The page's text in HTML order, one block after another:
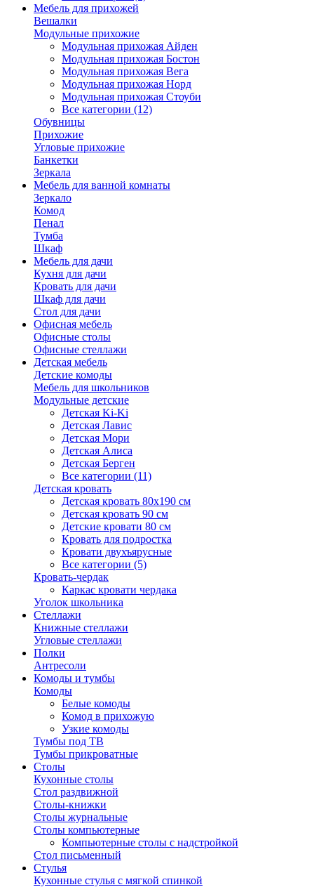
Мебель для прихожей
Вешалки
Модульные прихожие
Модульная прихожая Айден
Модульная прихожая Бостон
Модульная прихожая Вега
Модульная прихожая Норд
Модульная прихожая Стоуби
Все категории (12)
Обувницы
Прихожие
Угловые прихожие
Банкетки
Зеркала
Мебель для ванной комнаты
Зеркало
Комод
Пенал
Тумба
Шкаф
Мебель для дачи
Кухня для дачи
Кровать для дачи
Шкаф для дачи
Стол для дачи
Офисная мебель
Офисные столы
Офисные стеллажи
Детская мебель
Детские комоды
Мебель для школьников
Модульные детские
Детская Ki-Ki
Детская Лавис
Детская Мори
Детская Алиса
Детская Берген
Все категории (11)
Детская кровать
Детская кровать 80х190 см
Детская кровать 90 см
Детские кровати 80 см
Кровать для подростка
Кровати двухъярусные
Все категории (5)
Кровать-чердак
Каркас кровати чердака
Уголок школьника
Стеллажи
Книжные стеллажи
Угловые стеллажи
Полки
Антресоли
Комоды и тумбы
Комоды
Белые комоды
Комод в прихожую
Узкие комоды
Тумбы под ТВ
Тумбы прикроватные
Столы
Кухонные столы
Стол раздвижной
Столы-книжки
Столы журнальные
Столы компьютерные
Компьютерные столы с надстройкой
Стол письменный
Стулья
Кухонные стулья с мягкой спинкой